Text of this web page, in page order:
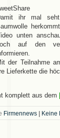
ihr mal
unten
auf den
der Teilnahme
Lieferkette die
komplett aus dem
Firmennews Keine